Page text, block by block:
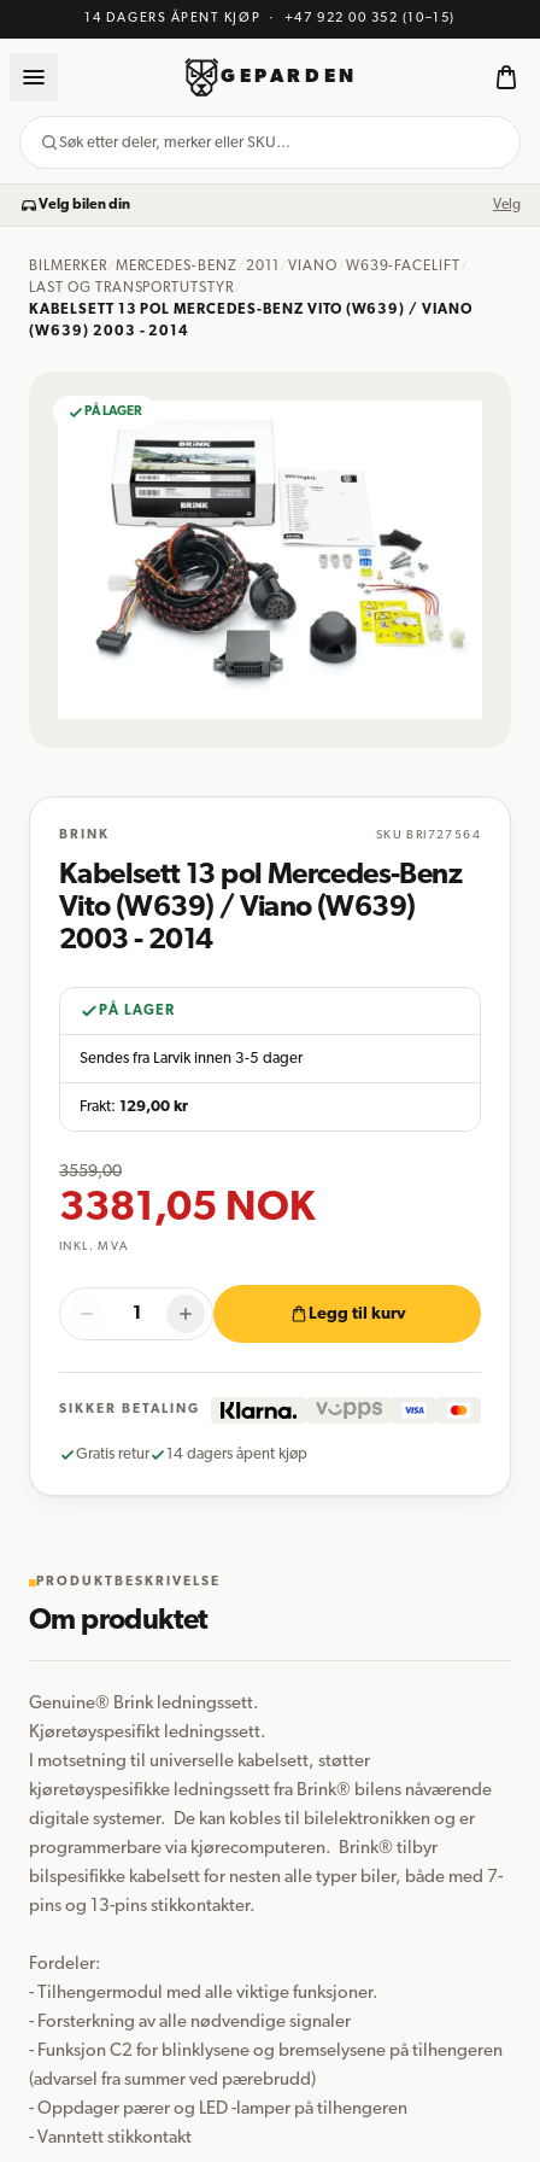
14 DAGERS ÅPENT KJØP · +47 922 00 352 (10–15)
GEPARDEN
Søk etter deler, merker eller SKU…
Velg bilen din Velg
BILMERKER/ MERCEDES-BENZ /2011 VIANO W639-FACELIFT
LAST OG TRANSPORTUTSTYR
KABELSETT 13 POL MERCEDES-BENZ VITO (W639) / VIANO
(W639) 2003 - 2014
PÅ LAGER
BRINK SKU BRI727564
Kabelsett 13 pol Mercedes-Benz
Vito (W639) / Viano (W639)
2003 - 2014
PÅ LAGER
Sendes fra Larvik innen 3-5 dager
Frakt: 129,00 kr
3559,00
3381,05 NOK
INKL. MVA
Legg til kurv
SIKKER BETALING
Gratis retur 14 dagers åpent kjøp
PRODUKTBESKRIVELSE
Om produktet
Genuine® Brink ledningssett.
Kjøretøyspesifikt ledningssett.
I motsetning til universelle kabelsett, støtter
kjøretøyspesifikke ledningssett fra Brink® bilens nåværende
digitale systemer.  De kan kobles til bilelektronikken og er
programmerbare via kjørecomputeren.  Brink® tilbyr
bilspesifikke kabelsett for nesten alle typer biler, både med 7-
pins og 13-pins stikkontakter.
Fordeler:
- Tilhengermodul med alle viktige funksjoner.
- Forsterkning av alle nødvendige signaler
- Funksjon C2 for blinklysene og bremselysene på tilhengeren
(advarsel fra summer ved pærebrudd)
- Oppdager pærer og LED -lamper på tilhengeren
- Vanntett stikkontakt